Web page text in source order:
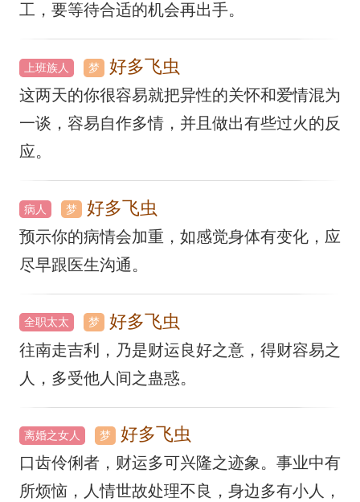
工，要等待合适的机会再出手。
上班族人 梦 好多飞虫
这两天的你很容易就把异性的关怀和爱情混为
一谈，容易自作多情，并且做出有些过火的反
应。
病人 梦 好多飞虫
预示你的病情会加重，如感觉身体有变化，应
尽早跟医生沟通。
全职太太 梦 好多飞虫
往南走吉利，乃是财运良好之意，得财容易之
人，多受他人间之蛊惑。
离婚之女人 梦 好多飞虫
口齿伶俐者，财运多可兴隆之迹象。事业中有
所烦恼，人情世故处理不良，身边多有小人，